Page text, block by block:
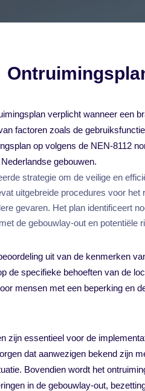
verplicht wanneer een
factoren zoals de
op volgens de NEN-8112
gebouwen.
strategie om de veilige en
uitgebreide procedures voor het
gevaren. Het plan identificeert
de gebouwlay-out en potentiële
uit van de kenmerken
de specifieke behoeften van de
mensen met een beperking en
zijn essentieel voor de
dat aanwezigen bekend zijn
Bovendien wordt het
in de gebouwlay-out,